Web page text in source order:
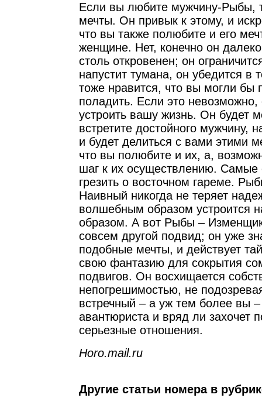
Если вы любите мужчину-Рыбы,
мечты. Он привык к этому, и
что вы также полюбите и его
женщине. Нет, конечно он
столь откровенен; он
напустит тумана, он убедится в
тоже нравится, что вы могли бы
поладить. Если это невозможно,
устроить вашу жизнь. Он будет
встретите достойного мужчину,
и будет делиться с вами этими
что вы полюбите и их, а,
шаг к их осуществлению. Самые
грезить о восточном гареме.
Наивный никогда не теряет
волшебным образом устроится
образом. А вот Рыбы –
совсем другой подвид; он уже
подобные мечты, и действует
свою фантазию для сокрытия
подвигов. Он восхищается
непогрешимостью, не
встречный – а уж тем более вы
авантюриста и вряд ли захочет
серьезные отношения.
Horo.mail.ru
Другие статьи номера в